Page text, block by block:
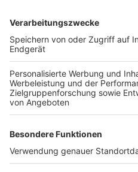
zur Verfügung. Außerdem
(6 Uhr) bis Montag die
der Autobahn Gesellschaft
die Verkehrssicherheit zu
Anzeige